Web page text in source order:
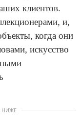
клиентов.
и,
когда они
искусство
НИЖЕ